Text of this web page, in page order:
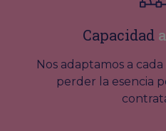
Capacidad
Nos adaptamos a
perder la esencia